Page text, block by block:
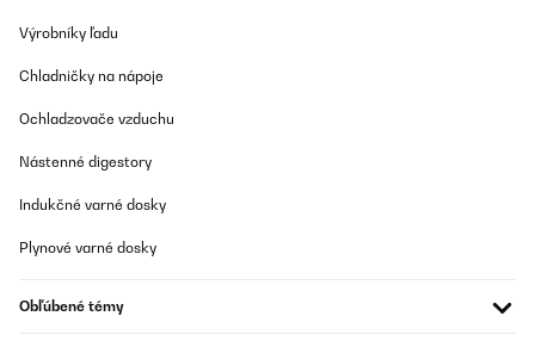
Výrobníky ľadu
Chladničky na nápoje
Ochladzovače vzduchu
Nástenné digestory
Indukčné varné dosky
Plynové varné dosky
Obľúbené témy